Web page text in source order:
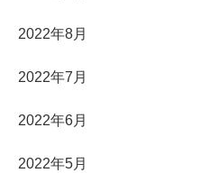
2022年8月
2022年7月
2022年6月
2022年5月